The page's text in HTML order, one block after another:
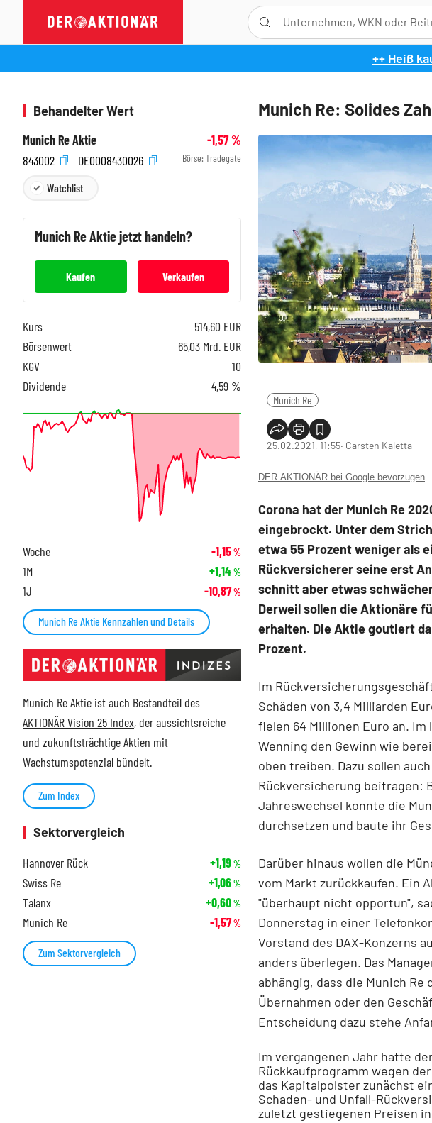
++ Heiß
Munich Re: Solides
Munich Re
25.02.2021, 11:55‧ Carsten Kaletta
DER AKTIONÄR bei Google bevorzugen
Corona hat der Munich Re
eingebrockt. Unter dem
etwa 55 Prozent weniger als
Rückversicherer seine erst
schnitt aber etwas
Derweil sollen die Aktionäre
erhalten. Die Aktie goutiert
Prozent.
Im
Schäden von 3,4 Milliarden
fielen 64 Millionen Euro an.
Wenning den Gewinn wie
oben treiben. Dazu sollen
Rückversicherung beitragen:
Jahreswechsel konnte die
durchsetzen und baute ihr
Darüber hinaus wollen die
vom Markt zurückkaufen. Ein
"überhaupt nicht opportun",
Donnerstag in einer
Vorstand des DAX-Konzerns
anders überlegen. Das
abhängig, dass die Munich
Übernahmen oder den
Entscheidung dazu stehe
Im vergangenen Jahr hatte
Rückkaufprogramm wegen
das Kapitalpolster zunächst
Schaden- und Unfall-
zuletzt gestiegenen Preisen
Behandelter Wert
Munich Re Aktie
-1,57%
843002
DE0008430026 Börse: Tradegate
Watchlist
Munich ReAktie jetzt handeln?
Kaufen Verkaufen
Kurs 514,60 EUR
Börsenwert
65,03 Mrd. EUR
KGV
10
Dividende
4,59 %
Woche -1,15%
1M +1,14%
1J -10,87%
Munich Re Aktie Kennzahlen und Details
Munich Re Aktie ist auch Bestandteil des
AKTIONÄR Vision 25 Index, der aussichtsreiche
und zukunftsträchtige Aktien mit
Wachstumspotenzial bündelt.
Zum Index
Sektorvergleich
Hannover Rück
+1,19%
Swiss Re +1,06%
Talanx +0,60%
Munich Re -1,57%
Zum Sektorvergleich